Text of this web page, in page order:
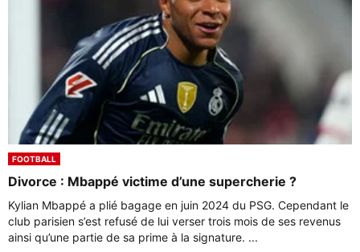
FOOTBALL
Divorce : Mbappé victime d’une supercherie ?
Kylian Mbappé a plié bagage en juin 2024 du PSG. Cependant le
club parisien s’est refusé de lui verser trois mois de ses revenus
ainsi qu’une partie de sa prime à la signature. ...